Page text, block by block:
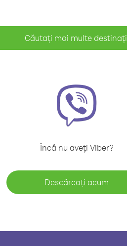
Căutați mai multe
Încă nu aveți Viber?
Descărcați acum